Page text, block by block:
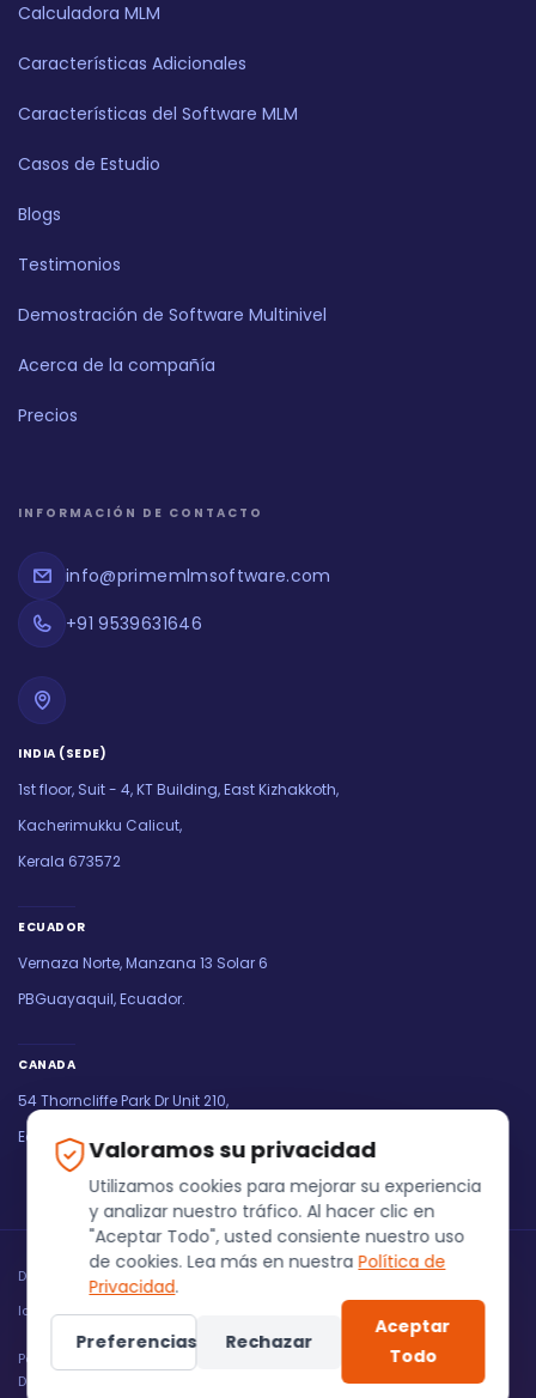
Calculadora MLM
Características Adicionales
Características del Software MLM
Casos de Estudio
Blogs
Testimonios
Demostración de Software Multinivel
Acerca de la compañía
Precios
INFORMACIÓN DE CONTACTO
info@primemlmsoftware.com
+91 9539631646
INDIA (SEDE)
1st floor, Suit - 4, KT Building, East Kizhakkoth,
Kacherimukku Calicut,
Kerala 673572
ECUADOR
Vernaza Norte, Manzana 13 Solar 6
PBGuayaquil, Ecuador.
CANADA
54 Thorncliffe Park Dr Unit 210,
East York, ON M4H 1K6, Canada
Derechos de autor @ Fuinss Software Solutions PVT LTD 2026. Todos
los derechos reservados.
Política de Privacidad
Políticas de Reembolso
Descargo de responsabilidad
Valoramos su privacidad
Utilizamos cookies para mejorar su experiencia
y analizar nuestro tráfico. Al hacer clic en
"Aceptar Todo", usted consiente nuestro uso
de cookies. Lea más en nuestraPolítica de
Privacidad.
Preferencias Rechazar
Aceptar
Todo